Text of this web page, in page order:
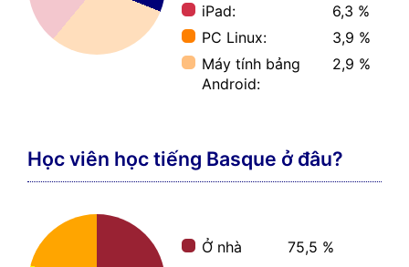
iPad:
6,3 %
PC Linux:
3,9 %
Máy tính bảng
Android:
2,9 %
Học viên học tiếng Basque ở đâu?
Ở nhà
75,5 %